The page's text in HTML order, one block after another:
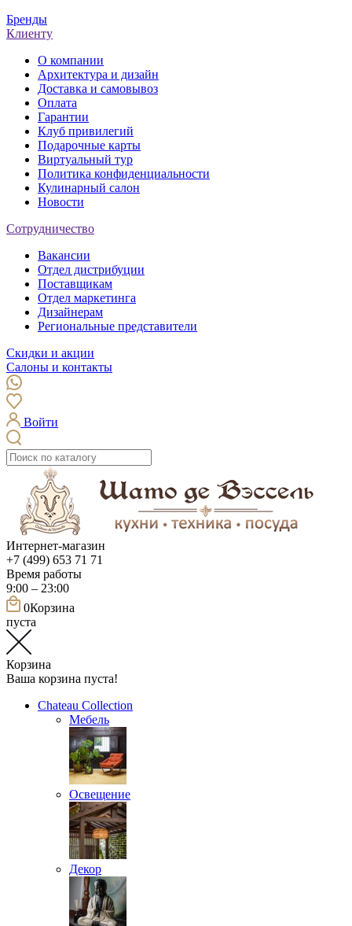
Бренды
Клиенту
О компании
Архитектура и дизайн
Доставка и самовывоз
Оплата
Гарантии
Клуб привилегий
Подарочные карты
Виртуальный тур
Политика конфиденциальности
Кулинарный салон
Новости
Сотрудничество
Вакансии
Отдел дистрибуции
Поставщикам
Отдел маркетинга
Дизайнерам
Региональные представители
Скидки и акции
Салоны и контакты
Войти
Интернет-магазин
+7 (499) 653 71 71
Время работы
9:00 – 23:00
0Корзина
пуста
Корзина
Ваша корзина пуста!
Chateau Collection
Мебель
Освещение
Декор